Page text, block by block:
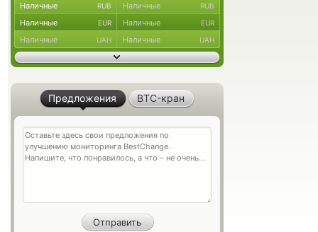
Наличные RUB Наличные RUB
Наличные EUR Наличные EUR
Наличные UAH Наличные UAH
Предложения BTC-кран